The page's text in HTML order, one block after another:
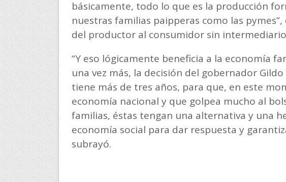
básicamente, todo lo que es la producción
nuestras familias paipperas como las
del productor al consumidor sin
“Y eso lógicamente beneficia a la economía
una vez más, la decisión del gobernador
tiene más de tres años, para que, en este
economía nacional y que golpea mucho al
familias, éstas tengan una alternativa y una
economía social para dar respuesta y
subrayó.